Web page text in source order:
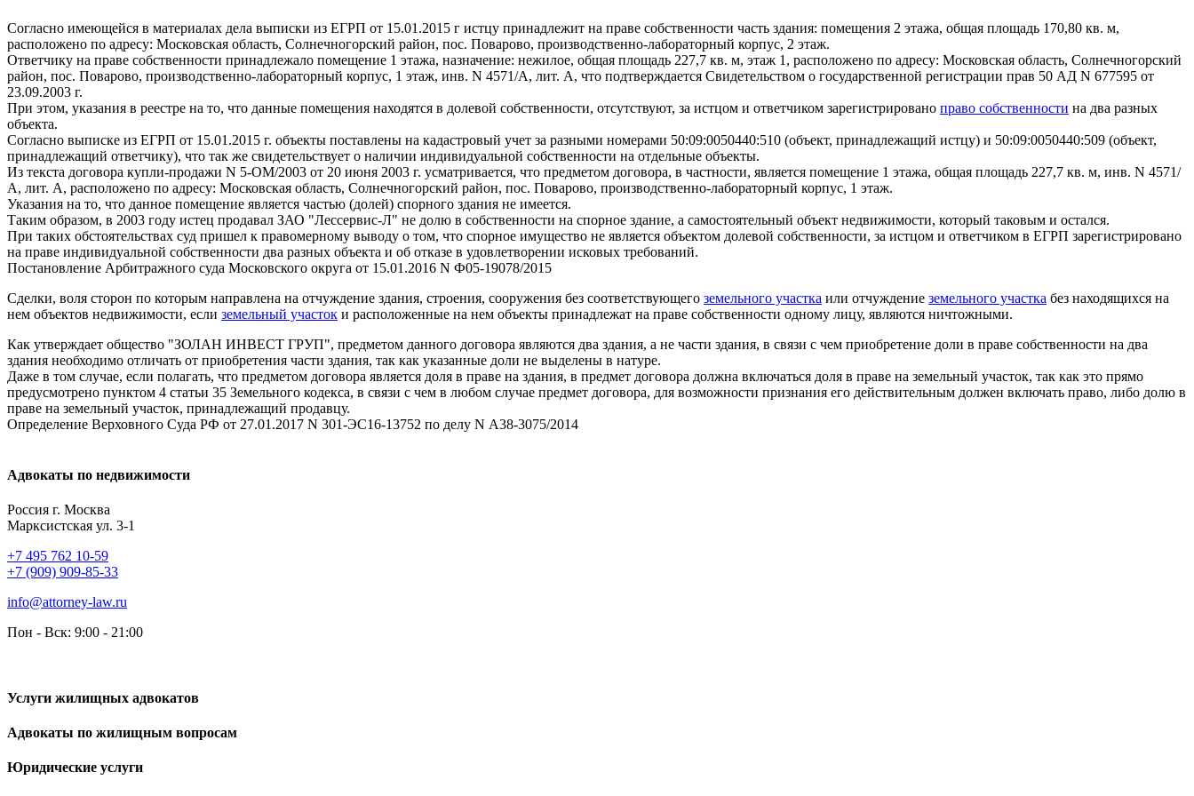
Согласно имеющейся в материалах дела выписки из ЕГРП от 15.01.2015 г истцу принадлежит на праве собственности часть здания: помещения 2 этажа, общая площадь 170,80 кв. м,
расположено по адресу: Московская область, Солнечногорский район, пос. Поварово, производственно-лабораторный корпус, 2 этаж.
Ответчику на праве собственности принадлежало помещение 1 этажа, назначение: нежилое, общая площадь 227,7 кв. м, этаж 1, расположено по адресу: Московская область, Солнечногорский
район, пос. Поварово, производственно-лабораторный корпус, 1 этаж, инв. N 4571/А, лит. А, что подтверждается Свидетельством о государственной регистрации прав 50 АД N 677595 от
23.09.2003 г.
При этом, указания в реестре на то, что данные помещения находятся в долевой собственности, отсутствуют, за истцом и ответчиком зарегистрировано право собственности на два разных
объекта.
Согласно выписке из ЕГРП от 15.01.2015 г. объекты поставлены на кадастровый учет за разными номерами 50:09:0050440:510 (объект, принадлежащий истцу) и 50:09:0050440:509 (объект,
принадлежащий ответчику), что так же свидетельствует о наличии индивидуальной собственности на отдельные объекты.
Из текста договора купли-продажи N 5-ОМ/2003 от 20 июня 2003 г. усматривается, что предметом договора, в частности, является помещение 1 этажа, общая площадь 227,7 кв. м, инв. N 4571/
А, лит. А, расположено по адресу: Московская область, Солнечногорский район, пос. Поварово, производственно-лабораторный корпус, 1 этаж.
Указания на то, что данное помещение является частью (долей) спорного здания не имеется.
Таким образом, в 2003 году истец продавал ЗАО "Лессервис-Л" не долю в собственности на спорное здание, а самостоятельный объект недвижимости, который таковым и остался.
При таких обстоятельствах суд пришел к правомерному выводу о том, что спорное имущество не является объектом долевой собственности, за истцом и ответчиком в ЕГРП зарегистрировано
на праве индивидуальной собственности два разных объекта и об отказе в удовлетворении исковых требований.
Постановление Арбитражного суда Московского округа от 15.01.2016 N Ф05-19078/2015
Сделки, воля сторон по которым направлена на отчуждение здания, строения, сооружения без соответствующего земельного участка или отчуждение земельного участка без находящихся на
нем объектов недвижимости, если земельный участок и расположенные на нем объекты принадлежат на праве собственности одному лицу, являются ничтожными.
Как утверждает общество "ЗОЛАН ИНВЕСТ ГРУП", предметом данного договора являются два здания, а не части здания, в связи с чем приобретение доли в праве собственности на два
здания необходимо отличать от приобретения части здания, так как указанные доли не выделены в натуре.
Даже в том случае, если полагать, что предметом договора является доля в праве на здания, в предмет договора должна включаться доля в праве на земельный участок, так как это прямо
предусмотрено пунктом 4 статьи 35 Земельного кодекса, в связи с чем в любом случае предмет договора, для возможности признания его действительным должен включать право, либо долю в
праве на земельный участок, принадлежащий продавцу.
Определение Верховного Суда РФ от 27.01.2017 N 301-ЭС16-13752 по делу N А38-3075/2014
Адвокаты по недвижимости
Россия г. Москва
Марксистская ул. 3-1
+7 495 762 10-59
+7 (909) 909-85-33
info@attorney-law.ru
Пон - Вск: 9:00 - 21:00
Услуги жилищных адвокатов
Адвокаты по жилищным вопросам
Юридические услуги